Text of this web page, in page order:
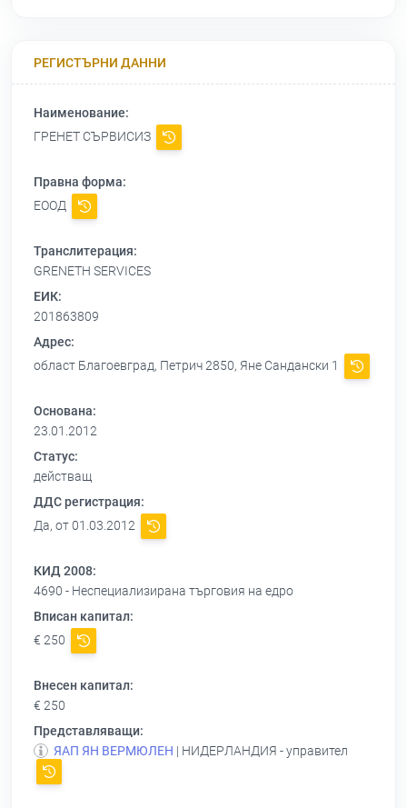
РЕГИСТЪРНИ ДАННИ
Наименование:
ГРЕНЕТ СЪРВИСИЗ
Правна форма:
ЕООД
Транслитерация:
GRENETH SERVICES
ЕИК:
201863809
Адрес:
област Благоевград, Петрич 2850, Яне Сандански 1
Основана:
23.01.2012
Статус:
действащ
ДДС регистрация:
Да, от 01.03.2012
КИД 2008:
4690 - Неспециализирана търговия на едро
Вписан капитал:
€ 250
Внесен капитал:
€ 250
Представляващи:
ЯАП ЯН ВЕРМЮЛЕН | НИДЕРЛАНДИЯ - управител